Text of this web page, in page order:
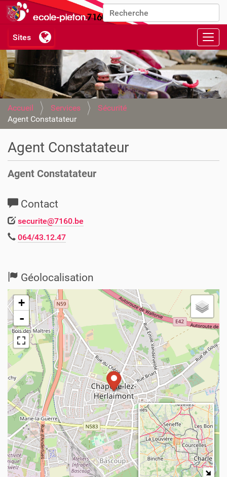
Chercher par
Recherche avancée…
Accueil Services
Sécurité
Agent Constatateur
Agent Constatateur
Agent Constatateur
Contact
securite@7160.be
064/43.12.47
Géolocalisation
+
-